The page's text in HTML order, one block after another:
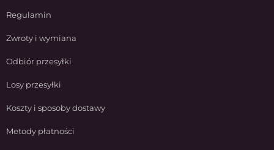
Regulamin
Zwroty i wymiana
Odbiór przesyłki
Losy przesyłki
Koszty i sposoby dostawy
Metody płatności